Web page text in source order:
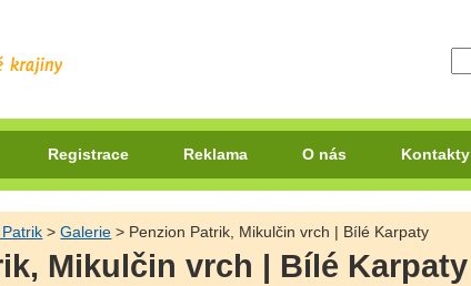
Registrace Reklama O nás Kontakty
>Galerie > Penzion Patrik, Mikulčin vrch | Bílé Karpaty
Mikulčin vrch | Bílé Karpaty